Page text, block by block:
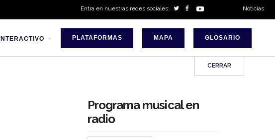
Entra en nuestras redes sociales: Noticias
PLATAFORMAS MAPA GLOSARIO
CERRAR
Programa musical en
radio